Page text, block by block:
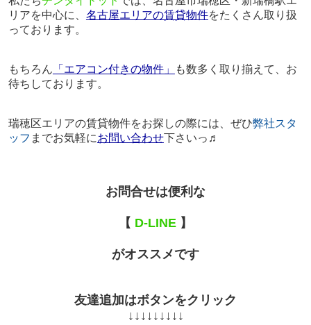
リアを中心に、 名古屋エリアの賃貸物件をたくさん取り扱
っております。
もちろん 「エアコン付きの物件」
も数多く取り揃えて、お
待ちしております。
瑞穂区エリアの賃貸物件をお探しの際には、ぜひ弊社スタ
ッフ までお気軽にお問い合わせ下さいっ♬
お問合せは便利な
【 D-LINE 】
がオススメです
友達追加はボタンをクリック
↓↓↓↓↓↓↓↓↓